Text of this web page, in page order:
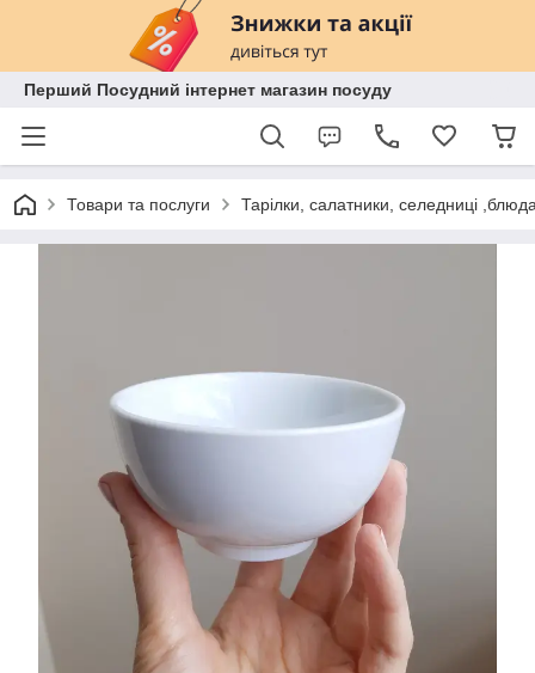
Перший Посудний інтернет магазин посуду
Товари та послуги Тарілки, салатники, селедниці